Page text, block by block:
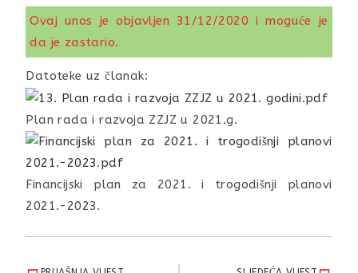
Ovaj unos je objavljen 31/12/2020 i moguće je
da je zastario.
Datoteke uz članak:
Plan rada i razvoja ZZJZ u 2021.g.
Financijski plan za 2021. i trogodišnji planovi
2021.-2023.